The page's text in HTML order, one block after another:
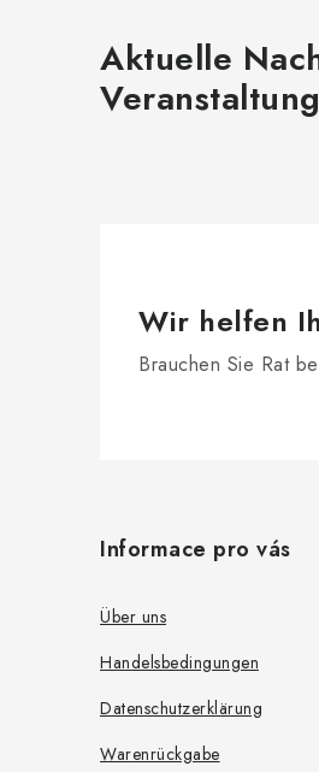
Aktuelle
Wir helfen
Brauchen Sie Rat
Informace pro vás
Über uns
Handelsbedingungen
Datenschutzerklärung
Warenrückgabe